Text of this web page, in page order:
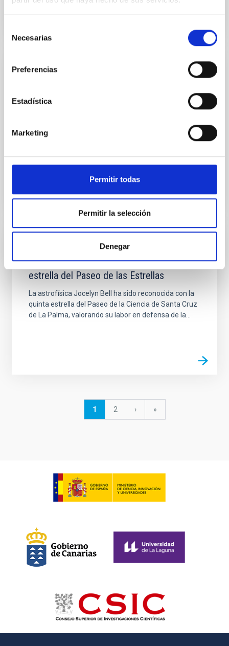
Necesarias
Preferencias
Estadística
Marketing
Permitir todas
Permitir la selección
Denegar
NOTICIA
fundador del Instituto de Astrofísica de
El Instituto de Astrofísica de Canarias (IAC) comunica
el fallecimiento de su director fundador, el profesor
Jocelyn Bell, reconocida con la quinta
estrella del Paseo de las Estrellas
La astrofísica Jocelyn Bell ha sido reconocida con la
quinta estrella del Paseo de la Ciencia de Santa Cruz
de La Palma, valorando su labor en defensa de la...
Página
1 Página
2
Siguiente
›
última
»